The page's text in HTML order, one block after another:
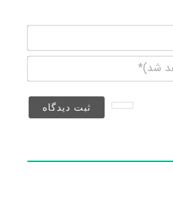
(منتشر